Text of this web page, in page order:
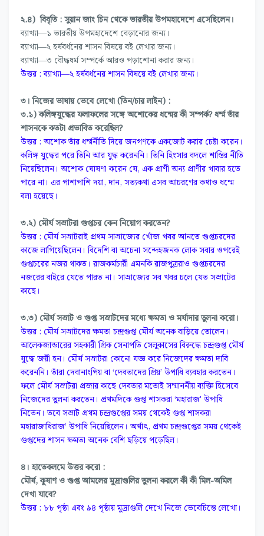
২.৪) বিবৃতি : সুয়ান জাং চিন থেকে ভারতীয় উপমহাদেশে এসেছিলেন।
ব্যাখ্যা—১ ভারতীয় উপমহাদেশে বেড়ানোর জন্য।
ব্যাখ্যা—২ হর্ষবর্ধনের শাসন বিষয়ে বই লেখার জন্য।
ব্যাখ্যা—৩ বৌদ্ধধর্ম সম্পর্কে আরও পড়াশোনা করার জন্য।
উত্তর : ব্যাখ্যা—২ হর্ষবর্ধনের শাসন বিষয়ে বই লেখার জন্য।
৩। নিজের ভাষায় ভেবে লেখো (তিন/চার লাইন) :
৩.১) কলিঙ্গযুদ্ধের ফলাফলের সঙ্গে অশোকের ধন্মের কী সম্পর্ক? ধৰ্ম্ম তাঁর
শাসনকে কতটা প্রভাবিত করেছিল?
উত্তর : অশোক তাঁর ধৰ্ম্মনীতি দিয়ে জনগণকে একজোট করার চেষ্টা করেন।
কলিঙ্গ যুদ্ধের পরে তিনি আর যুদ্ধ করেননি। তিনি হিংসার বদলে শান্তির নীতি
নিয়েছিলেন। অশোক ঘোষণা করেন যে, এক প্রাণী অন্য প্রাণীর খাবার হতে
পারে না। এর পাশাপাশি দয়া, দান, সত্যকথা এসব আচরণের কথাও ধম্মে
বলা হয়েছে।
৩.২) মৌর্য সম্রাটরা গুপ্তচর কেন নিয়োগ করতেন?
উত্তর : মৌর্য সম্রাটরাই প্রথম সাম্রাজ্যের খোঁজ খবর আনতে গুপ্তচরদের
কাজে লাগিয়েছিলেন। বিদেশি বা অচেনা সন্দেহজনক লোক সবার ওপরেই
গুপ্তচরের নজর থাকত। রাজকর্মচারী এমনকি রাজপুত্ররাও গুপ্তচরদের
নজরের বাইরে যেতে পারত না। সাম্রাজ্যের সব খবর চলে যেত সম্রাটের
কাছে।
৩.৩) মৌর্য সম্রাট ও গুপ্ত সম্রাটদের মধ্যে ক্ষমতা ও মর্যাদার তুলনা করো।
উত্তর : মৌর্য সম্রাটদের ক্ষমতা চন্দ্রগুপ্ত মৌর্য অনেক বাড়িয়ে তোলেন।
আলেকজান্ডারের সহকারী গ্রিক সেনাপতি সেলুকাসের বিরুদ্ধে চন্দ্রগুপ্ত মৌর্য
যুদ্ধে জয়ী হন। মৌর্য সম্রাটরা কোনো যজ্ঞ করে নিজেদের ক্ষমতা দাবি
করেননি। তাঁরা দেবানাংপিয় বা ‘দেবতাদের প্রিয়’ উপাধি ব্যবহার করতেন।
ফলে মৌর্য সম্রাটরা প্রজার কাছে দেবতার মতোই সম্মাননীয় ব্যক্তি হিসেবে
নিজেদের তুলনা করতেন। প্রথমদিকে গুপ্ত শাসকরা ‘মহারাজ' উপাধি
নিতেন। তবে সম্রাট প্রথম চন্দ্রগুপ্তের সময় থেকেই গুপ্ত শাসকরা
মহারাজাধিরাজ’ উপাধি নিয়েছিলেন। অর্থাৎ, প্রথম চন্দ্রগুপ্তের সময় থেকেই
গুপ্তদের শাসন ক্ষমতা অনেক বেশি ছড়িয়ে পড়েছিল।
৪। হাতেকলমে উত্তর করো :
মৌর্ষ, কুষাণ ও গুপ্ত আমলের মুদ্রাগুলির তুলনা করলে কী কী মিল-অমিল
দেখা যাবে?
উত্তর : ৮৮ পৃষ্ঠা এবং ৯৪ পৃষ্ঠায় মুদ্রাগুলি দেখে নিজে ভেবেচিন্তে লেখো।